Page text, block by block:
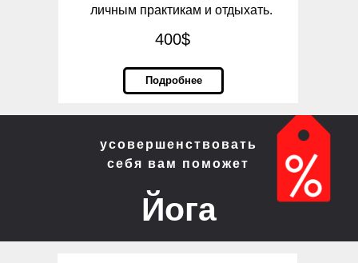
личным практикам и отдыхать.
400$
Подробнее
Йога
усовершенствовать
себя вам поможет